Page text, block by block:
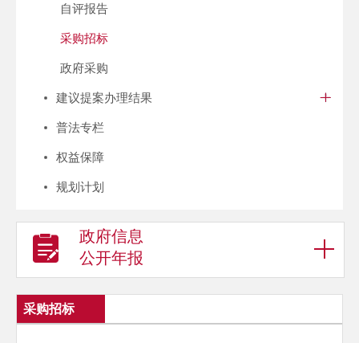
自评报告
采购招标
政府采购
建议提案办理结果
普法专栏
权益保障
规划计划
政府信息
公开年报
采购招标